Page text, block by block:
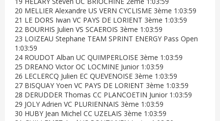
20 MELLIER Alexandre US VERN CYCLISME 3ème 1:03:59
21 LE DORS Iwan VC PAYS DE LORIENT 3ème 1:03:59
22 BOURHIS Julien VS SCAEROIS 3ème 1:03:59
23 LOIZEAU Stephane TEAM SPRINT ENERGY Pass Open
1:03:59
24 ROUDOT Alban UC QUIMPERLOISE 3ème 1:03:59
25 DREANO Victor OC LOCMINE Junior 1:03:59
26 LECLERCQ Julien EC QUEVENOISE 3ème 1:03:59
27 BISQUAY Yoen VC PAYS DE LORIENT 3ème 1:03:59
28 DERUDDER Thomas CC PLANCOETIN Junior 1:03:59
29 JOLY Adrien VC PLURIENNAIS 3ème 1:03:59
30 HUBY Jean Michel CC UZELAIS 3ème 1:03:59